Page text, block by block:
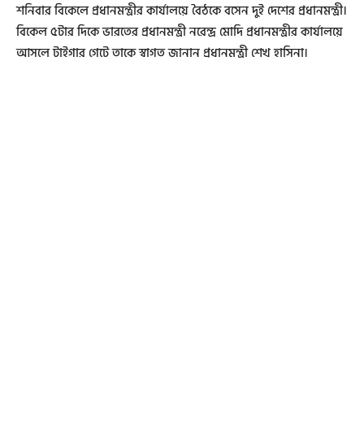
শনিবার বিকেলে প্রধানমন্ত্রীর কার্যালয়ে বৈঠকে বসেন দুই দেশের প্রধানমন্ত্রী।
বিকেল ৫টার দিকে ভারতের প্রধানমন্ত্রী নরেন্দ্র মোদি প্রধানমন্ত্রীর কার্যালয়ে
আসলে টাইগার গেটে তাকে স্বাগত জানান প্রধানমন্ত্রী শেখ হাসিনা।